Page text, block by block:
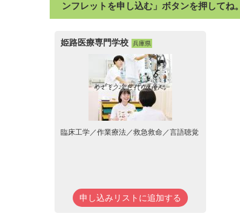
ンフレットを申し込む」ボタンを押してね。
姫路医療専門学校 兵庫県
臨床工学／作業療法／救急救命／言語聴覚
申し込みリストに追加する